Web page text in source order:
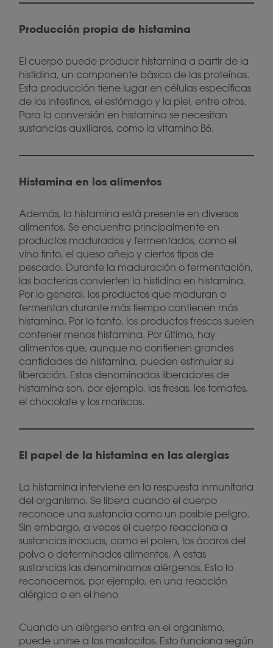
Producción propia de histamina
El cuerpo puede producir histamina a partir de la
histidina, un componente básico de las proteínas.
Esta producción tiene lugar en células específicas
de los intestinos, el estómago y la piel, entre otros.
Para la conversión en histamina se necesitan
sustancias auxiliares, como la vitamina B6.
Histamina en los alimentos
Además, la histamina está presente en diversos
alimentos. Se encuentra principalmente en
productos madurados y fermentados, como el
vino tinto, el queso añejo y ciertos tipos de
pescado. Durante la maduración o fermentación,
las bacterias convierten la histidina en histamina.
Por lo general, los productos que maduran o
fermentan durante más tiempo contienen más
histamina. Por lo tanto, los productos frescos suelen
contener menos histamina. Por último, hay
alimentos que, aunque no contienen grandes
cantidades de histamina, pueden estimular su
liberación. Estos denominados liberadores de
histamina son, por ejemplo, las fresas, los tomates,
el chocolate y los mariscos.
El papel de la histamina en las alergias
La histamina interviene en la respuesta inmunitaria
del organismo. Se libera cuando el cuerpo
reconoce una sustancia como un posible peligro.
Sin embargo, a veces el cuerpo reacciona a
sustancias inocuas, como el polen, los ácaros del
polvo o determinados alimentos. A estas
sustancias las denominamos alérgenos. Esto lo
reconocemos, por ejemplo, en una reacción
alérgica o en el heno
Cuando un alérgeno entra en el organismo,
puede unirse a los mastocitos. Esto funciona según